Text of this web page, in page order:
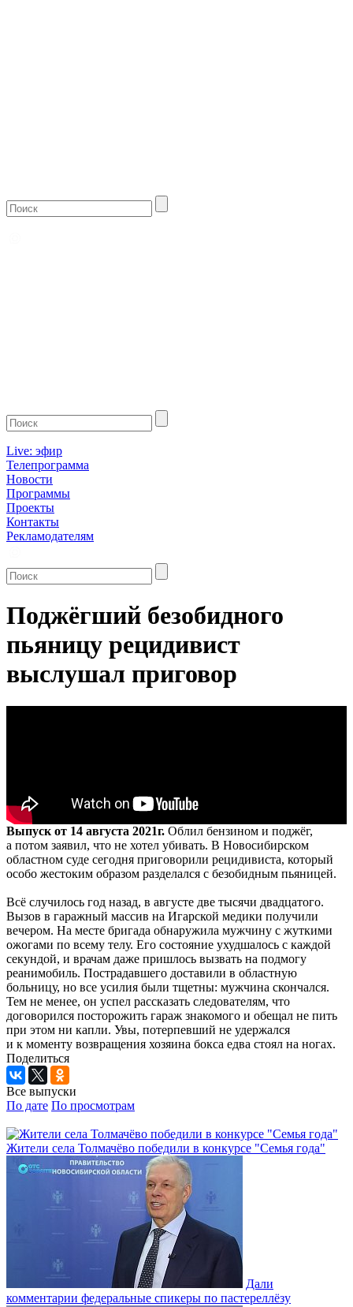
Live: эфир
Телепрограмма
Новости
Программы
Проекты
Контакты
Рекламодателям
Поджёгший безобидного
пьяницу рецидивист
выслушал приговор
Выпуск от 14 августа 2021г. Облил бензином и поджёг,
а потом заявил, что не хотел убивать. В Новосибирском
областном суде сегодня приговорили рецидивиста, который
особо жестоким образом разделался с безобидным пьяницей.
Всё случилось год назад, в августе две тысячи двадцатого.
Вызов в гаражный массив на Игарской медики получили
вечером. На месте бригада обнаружила мужчину с жуткими
ожогами по всему телу. Его состояние ухудшалось с каждой
секундой, и врачам даже пришлось вызвать на подмогу
реанимобиль. Пострадавшего доставили в областную
больницу, но все усилия были тщетны: мужчина скончался.
Тем не менее, он успел рассказать следователям, что
договорился посторожить гараж знакомого и обещал не пить
при этом ни капли. Увы, потерпевший не удержался
и к моменту возвращения хозяина бокса едва стоял на ногах.
Поделиться
Все выпуски
По дате По просмотрам
Жители села Толмачёво победили в конкурсе "Семья года"
Дали
комментарии федеральные спикеры по пастереллёзу